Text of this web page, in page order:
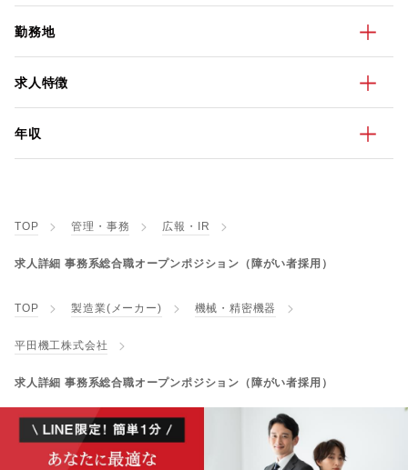
勤務地
求人特徴
年収
TOP 管理・事務 広報・IR
求人詳細 事務系総合職オープンポジション（障がい者採用）
TOP 製造業(メーカー) 機械・精密機器
平田機工株式会社
求人詳細 事務系総合職オープンポジション（障がい者採用）